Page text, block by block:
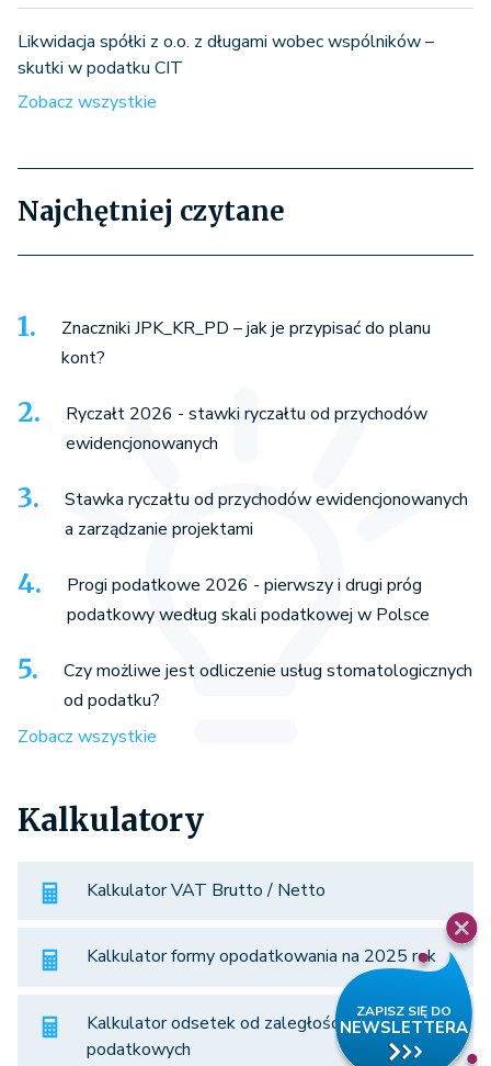
Likwidacja spółki z o.o. z długami wobec wspólników –
skutki w podatku CIT
Zobacz wszystkie
Najchętniej czytane
Znaczniki JPK_KR_PD – jak je przypisać do planu
kont?
Ryczałt 2026 - stawki ryczałtu od przychodów
ewidencjonowanych
Stawka ryczałtu od przychodów ewidencjonowanych
a zarządzanie projektami
Progi podatkowe 2026 - pierwszy i drugi próg
podatkowy według skali podatkowej w Polsce
Czy możliwe jest odliczenie usług stomatologicznych
od podatku?
Zobacz wszystkie
Kalkulatory
Kalkulator VAT Brutto / Netto
Kalkulator formy opodatkowania na 2025 rok
Kalkulator odsetek od zaległości
podatkowych